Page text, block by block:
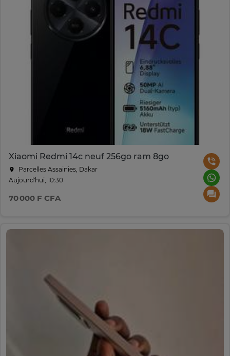
Xiaomi Redmi 14c neuf 256go ram 8go
Parcelles Assainies, Dakar
Aujourd'hui, 10:30
70 000 F CFA